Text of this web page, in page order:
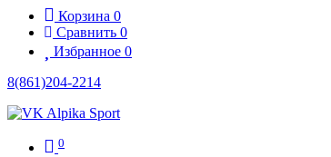
Корзина 0
Сравнить 0
Избранное 0
8(861)204-2214
0